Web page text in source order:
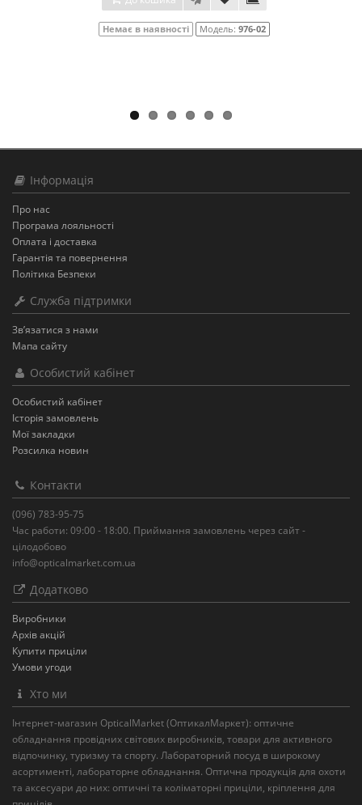
Немає в наявності Модель: 976-02
Інформація
Про нас
Програма лояльності
Оплата і доставка
Гарантія та повернення
Політика Безпеки
Служба підтримки
Зв’язатися з нами
Мапа сайту
Особистий кабінет
Особистий кабінет
Історія замовлень
Мої закладки
Розсилка новин
Контакти
(096) 783-95-75
Час работи: 09:00 - 18:00. Приймання замовлень через сайт -
цілодобово
info@opticalmarket.com.ua
Додатково
Виробники
Архів акцій
Купити приціли
Умови угоди
Хто ми
Інтернет-магазин OpticalMarket (ОптикалМаркет): оптичне
обладнання провідних світових виробників, товари для активного
відпочинку, туризму та спорту. Лабораторний посуд в широкому
асортименті, лабораторне обладнання. Оптична продукція для охоти
та аксесуари до них: оптичні та коліматорні приціли, кріплення для